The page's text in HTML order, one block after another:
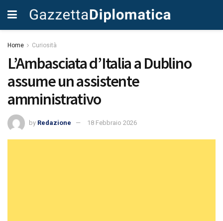
Home Curiosità
L’Ambasciata d’Italia a Dublino
assume un assistente
amministrativo
by Redazione 18 Febbraio 2026